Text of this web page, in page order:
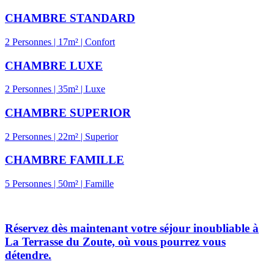
CHAMBRE STANDARD
2 Personnes | 17m² | Confort
CHAMBRE LUXE
2 Personnes | 35m² | Luxe
CHAMBRE SUPERIOR
2 Personnes | 22m² | Superior
CHAMBRE FAMILLE
5 Personnes | 50m² | Famille
Réservez dès maintenant votre séjour inoubliable à
La Terrasse du Zoute, où vous pourrez vous
détendre.